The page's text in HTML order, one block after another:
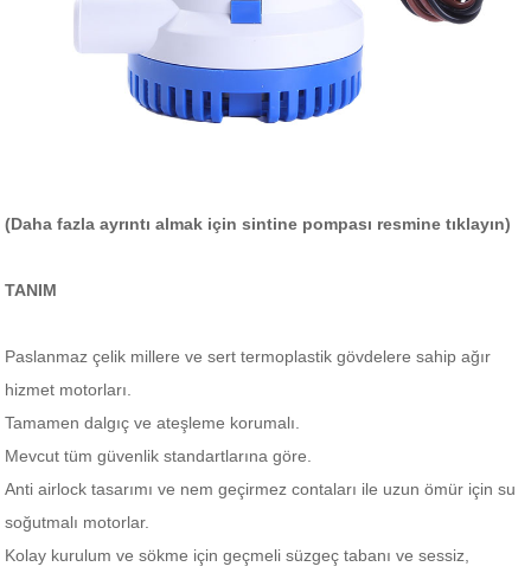
(Daha fazla ayrıntı almak için sintine pompası resmine tıklayın)
TANIM
Paslanmaz çelik millere ve sert termoplastik gövdelere sahip ağır
hizmet motorları.
Tamamen dalgıç ve ateşleme korumalı.
Mevcut tüm güvenlik standartlarına göre.
Anti airlock tasarımı ve nem geçirmez contaları ile uzun ömür için su
soğutmalı motorlar.
Kolay kurulum ve sökme için geçmeli süzgeç tabanı ve sessiz,